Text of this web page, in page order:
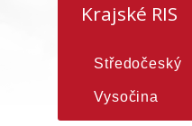
Krajské RIS
Středočeský
Vysočina